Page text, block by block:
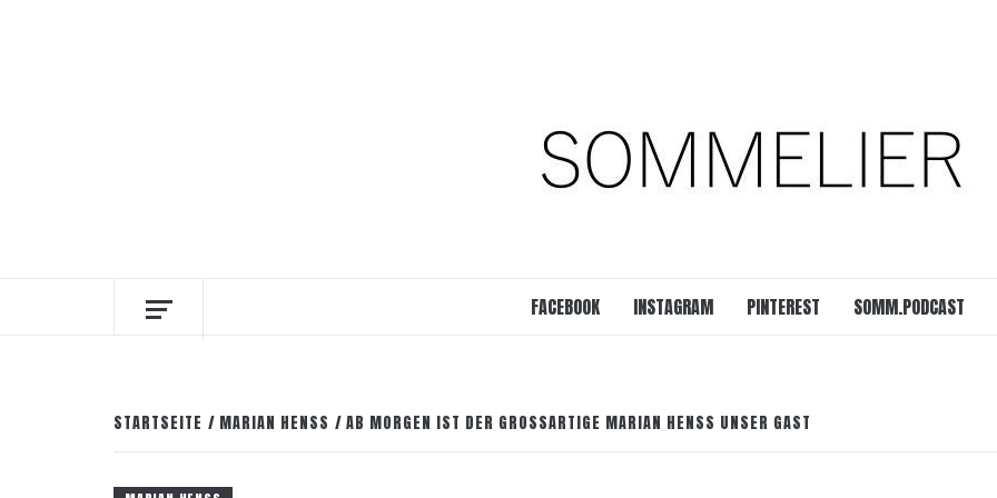
FACEBOOK INSTAGRAM PINTEREST SOMM.PODCAST
STARTSEITE MARIAN HENSS AB MORGEN IST DER GROSSARTIGE MARIAN HENSS UNSER GAST